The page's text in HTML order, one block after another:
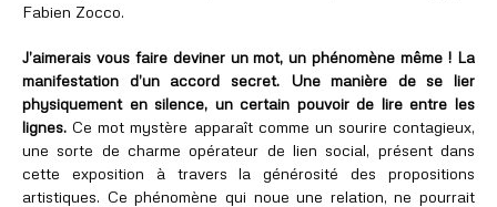
Fabien Zocco.
J’aimerais vous faire deviner un mot, un phénomène même ! La
manifestation d’un accord secret. Une manière de se lier
physiquement en silence, un certain pouvoir de lire entre les
lignes.Ce mot mystère apparaît comme un sourire contagieux,
une sorte de charme opérateur de lien social, présent dans
cette exposition à travers la générosité des propositions
artistiques. Ce phénomène qui noue une relation, ne pourrait